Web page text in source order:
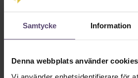
Samtycke Information
Denna webbplats använder cookies
Vi använder enhetsidentifierare för
svängningar på marknaden
8. avser en förseglad ljud- eller
eller ett förseglat datorprogram
9. avser lösnummer av en